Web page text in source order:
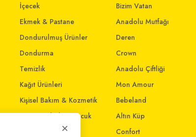
İçecek
Ekmek & Pastane
Dondurulmuş Ürünler
Dondurma
Temizlik
Kağıt Ürünleri
Kişisel Bakım & Kozmetik
Anne - Bebek & Çocuk
Bizim Vatan
Anadolu Mutfağı
Deren
Crown
Anadolu Çiftliği
Mon Amour
Bebeland
Altın Küp
Confort
×